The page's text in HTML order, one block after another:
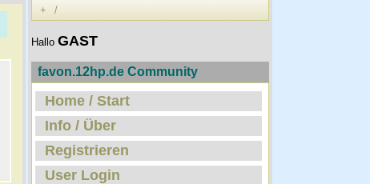
+
/
Hallo GAST
favon.12hp.de Community
Home / Start
Info / Über
Registrieren
User Login